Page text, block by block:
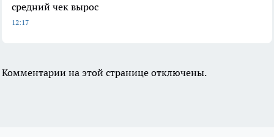
средний чек вырос
12:17
Комментарии на этой странице отключены.